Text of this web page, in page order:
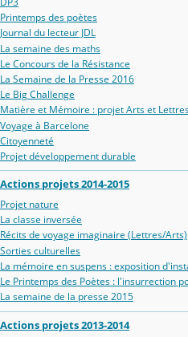
Printemps des poètes
Journal du lecteur JDL
La semaine des maths
Le Concours de la Résistance
La Semaine de la Presse 2016
Le Big Challenge
Matière et Mémoire : projet Arts et
Voyage à Barcelone
Citoyenneté
Projet développement durable
Actions projets 2014-2015
Projet nature
La classe inversée
Récits de voyage imaginaire (Lettres/Arts)
Sorties culturelles
La mémoire en suspens : exposition
Le Printemps des Poètes : l'insurrection
La semaine de la presse 2015
Actions projets 2013-2014